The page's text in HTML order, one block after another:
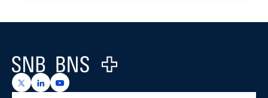
Logo
https://x.com/snb_bns
https://ch.linkedin.com/company/swiss-national-
https://www.youtube.com/@swissnationalbank